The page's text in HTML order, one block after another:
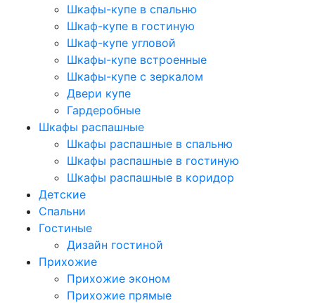
Шкафы-купе в спальню
Шкаф-купе в гостиную
Шкаф-купе угловой
Шкафы-купе встроенные
Шкафы-купе с зеркалом
Двери купе
Гардеробные
Шкафы распашные
Шкафы распашные в спальню
Шкафы распашные в гостиную
Шкафы распашные в коридор
Детские
Спальни
Гостиные
Дизайн гостиной
Прихожие
Прихожие эконом
Прихожие прямые